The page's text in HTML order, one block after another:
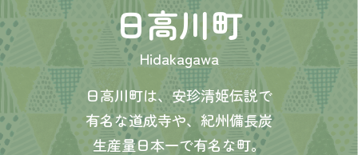
日高川町
Hidakagawa
日高川町は、安珍清姫伝説で
有名な道成寺や、 紀州備長炭
生産量日本一で有名な町。